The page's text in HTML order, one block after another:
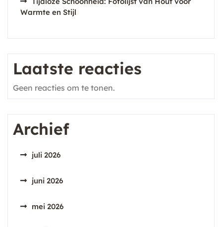
Warmte en Stijl
Laatste reacties
Geen reacties om te tonen.
Archief
juli 2026
juni 2026
mei 2026